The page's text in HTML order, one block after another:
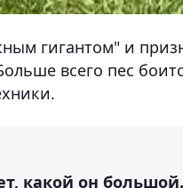
гигантом" и
всего пес
какой он